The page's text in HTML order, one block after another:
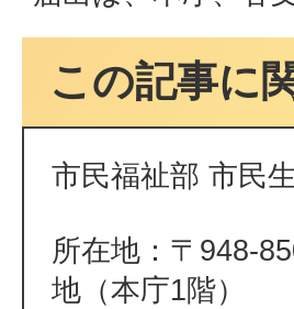
この記事に
市民福祉部 市民
所在地：〒948-
地（本庁1階）